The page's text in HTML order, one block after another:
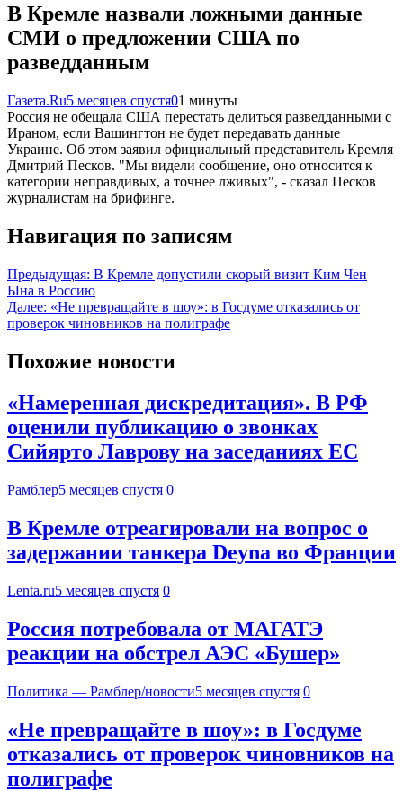
В Кремле назвали ложными данные
СМИ о предложении США по
разведданным
Газета.Ru5 месяцев спустя01 минуты
Россия не обещала США перестать делиться разведданными с
Ираном, если Вашингтон не будет передавать данные
Украине. Об этом заявил официальный представитель Кремля
Дмитрий Песков. "Мы видели сообщение, оно относится к
категории неправдивых, а точнее лживых", - сказал Песков
журналистам на брифинге.
Навигация по записям
Предыдущая: В Кремле допустили скорый визит Ким Чен
Ына в Россию
Далее: «Не превращайте в шоу»: в Госдуме отказались от
проверок чиновников на полиграфе
Похожие новости
«Намеренная дискредитация». В РФ
оценили публикацию о звонках
Сийярто Лаврову на заседаниях ЕС
Рамблер5 месяцев спустя 0
В Кремле отреагировали на вопрос о
задержании танкера Deyna во Франции
Lenta.ru5 месяцев спустя 0
Россия потребовала от МАГАТЭ
реакции на обстрел АЭС «Бушер»
Политика — Рамблер/новости5 месяцев спустя 0
«Не превращайте в шоу»: в Госдуме
отказались от проверок чиновников на
полиграфе